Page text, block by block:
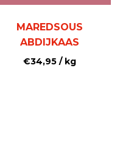
MAREDSOUS
ABDIJKAAS
€34,95 / kg